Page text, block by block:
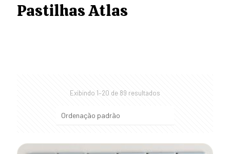
Pastilhas Atlas
Exibindo 1–20 de 89 resultados